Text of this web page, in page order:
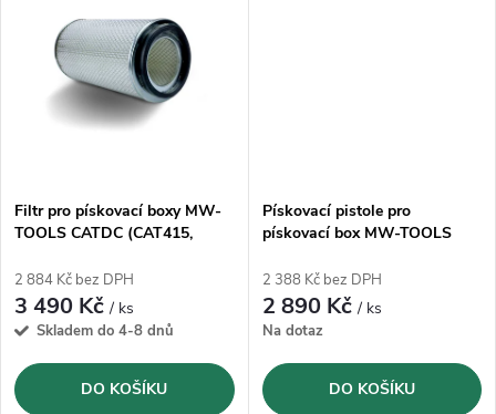
Filtr pro pískovací boxy MW-
TOOLS CATDC (CAT415,
CAT1200)
2 884 Kč bez DPH
3 490 Kč/ ks
Skladem do 4-8 dnů
DO KOŠÍKU
Pískovací pistole pro
pískovací box MW-TOOLS
2 388 Kč bez DPH
2 890 Kč/ ks
Na dotaz
DO KOŠÍKU